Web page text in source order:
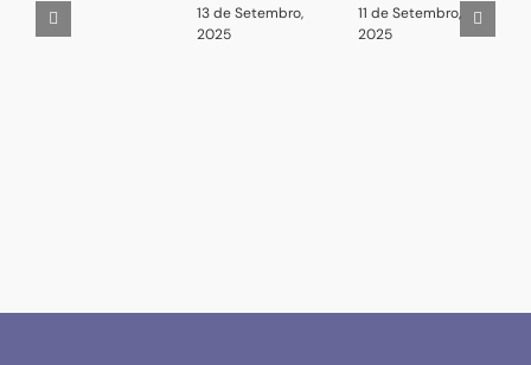
13 de Setembro,
2025
11 de Setembro,
2025